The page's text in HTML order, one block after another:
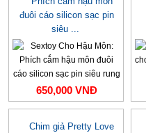
đuôi cáo silicon sạc pin
siêu ...
650,000 VNĐ
Chim giả Pretty Love